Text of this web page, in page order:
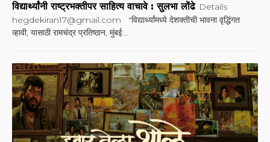
विद्यार्थ्यांनी राष्ट्रभक्तीपर साहित्य वाचावे : सुलभा लोंढे Details
hegdekiran17@gmail.com "विद्यार्थ्यांमध्ये देशक्तीची भावना वृद्धिंगत
व्हावी, यासाठी रामचंद्र प्रतिष्ठान, मुंबई...